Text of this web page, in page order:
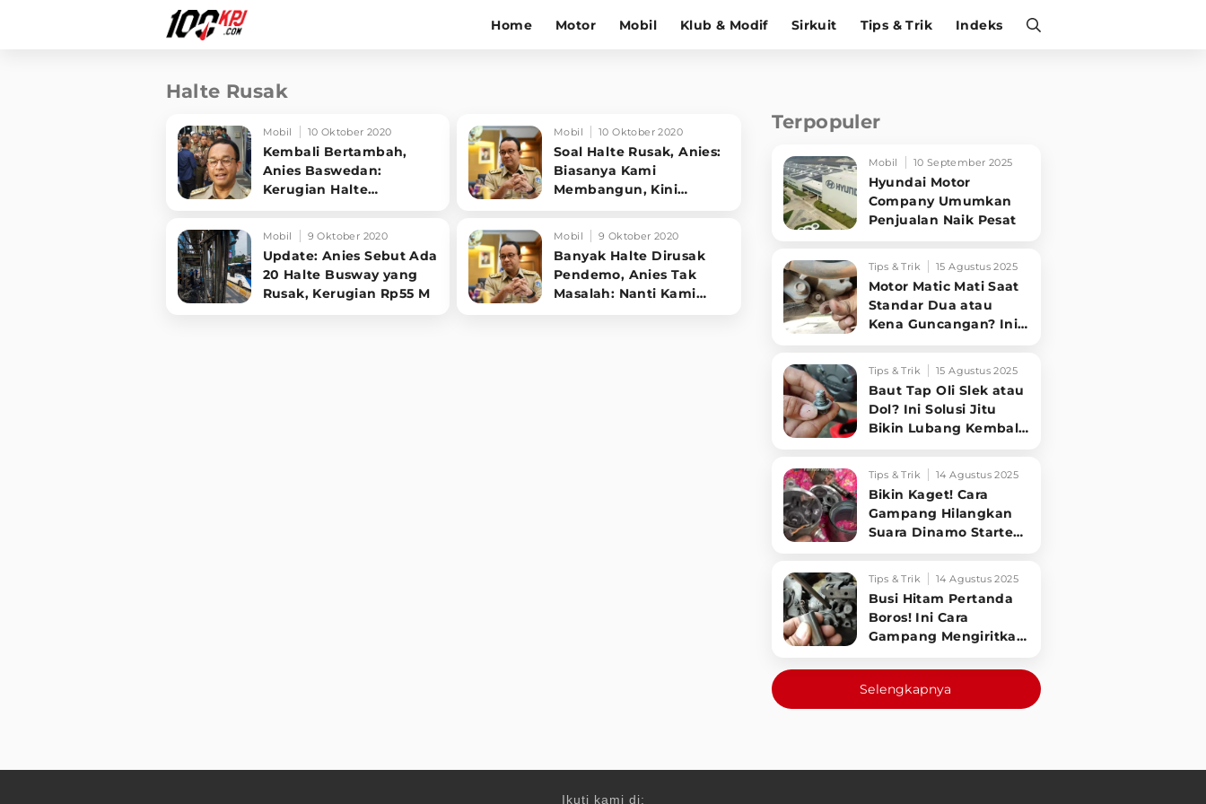
Home Motor Mobil Klub & Modif Sirkuit Tips & Trik Indeks
Halte Rusak
Mobil 10 Oktober 2020
Kembali Bertambah,
Anies Baswedan:
Kerugian Halte
Mobil 10 Oktober 2020
Soal Halte Rusak, Anies:
Biasanya Kami
Membangun, Kini
Mobil 9 Oktober 2020
Update: Anies Sebut Ada
20 Halte Busway yang
Rusak, Kerugian Rp55 M
Mobil 9 Oktober 2020
Banyak Halte Dirusak
Pendemo, Anies Tak
Masalah: Nanti Kami
Terpopuler
Mobil 10 September 2025
Hyundai Motor
Company Umumkan
Penjualan Naik Pesat
Tips & Trik 15 Agustus 2025
Motor Matic Mati Saat
Standar Dua atau
Kena Guncangan? Ini
Tips & Trik 15 Agustus 2025
Baut Tap Oli Slek atau
Dol? Ini Solusi Jitu
Bikin Lubang Kembali
Tips & Trik 14 Agustus 2025
Bikin Kaget! Cara
Gampang Hilangkan
Suara Dinamo Starter
Dimatikan!
Tips & Trik 14 Agustus 2025
Busi Hitam Pertanda
Boros! Ini Cara
Gampang Mengiritkan
Lebih Irit!
Selengkapnya
Ikuti kami di: